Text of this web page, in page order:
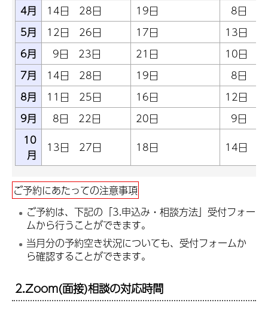
4月
14日 28日 19日
8日
5月
12日 26日 17日
13日
6月
9日 23日 21日
10日
7月
14日 28日 19日
8日
8月
11日 25日 16日
12日
9月
8日 22日 20日
9日
10
月
13日 27日 18日 14日
ご予約にあたっての注意事項
ご予約は、下記の「3.申込み・相談方法」受付フォー
ムから行うことができます。
当月分の予約空き状況についても、受付フォームか
ら確認することができます。
2.Zoom(面接)相談の対応時間